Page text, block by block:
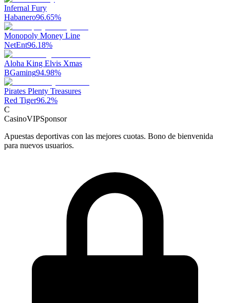
Infernal Fury
Habanero96.65%
Monopoly Money Line
NetEnt96.18%
Aloha King Elvis Xmas
BGaming94.98%
Pirates Plenty Treasures
Red Tiger96.2%
C
CasinoVIPSponsor
Apuestas deportivas con las mejores cuotas. Bono de bienvenida
para nuevos usuarios.